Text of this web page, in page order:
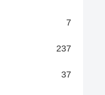
7
237
37